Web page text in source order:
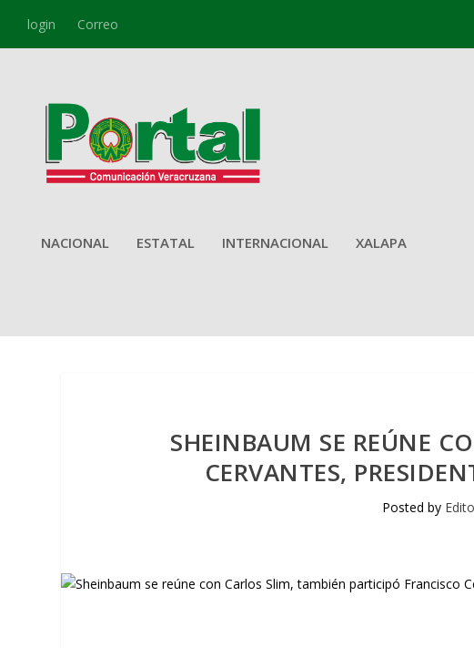
login Correo
NACIONAL ESTATAL INTERNACIONAL XALAPA
SHEINBAUM SE REÚNE
CERVANTES,
Posted by